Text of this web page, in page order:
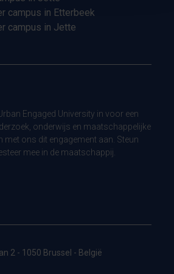
campus in Etterbeek
campus in Jette
Engaged University in voor een
onderwijs en maatschappelijke
met ons dit engagement aan. Steun
mee in de maatschappij.
2 - 1050 Brussel - België